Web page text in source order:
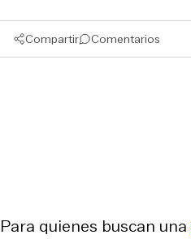
Compartir Comentarios
Para quienes buscan una